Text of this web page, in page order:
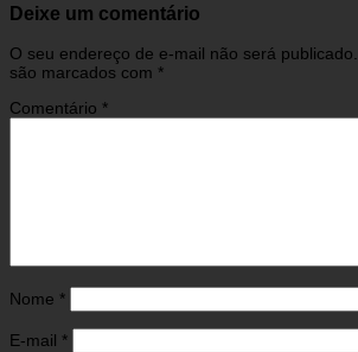
Deixe um comentário
O seu endereço de e-mail não será publicado.
são marcados com *
Comentário *
Nome *
E-mail *